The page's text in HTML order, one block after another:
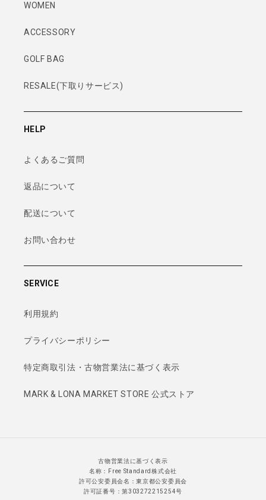
WOMEN
ACCESSORY
GOLF BAG
RESALE(下取りサービス)
HELP
よくあるご質問
返品について
配送について
お問い合わせ
SERVICE
利用規約
プライバシーポリシー
特定商取引法・古物営業法に基づく表示
MARK & LONA MARKET STORE 公式ストア
古物営業法に基づく表示
名称：Free Standard株式会社
許可公安委員会名：東京都公安委員会
許可証番号：第303272215254号